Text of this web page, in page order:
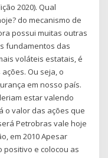
2020). Qual
do mecanismo de
possui muitas outras
fundamentos das
voláteis estatais, é
Ou seja, o
em nosso país.
estar valendo
o valor das ações que
Petrobras vale hoje
em 2010 Apesar
positivo e colocou as